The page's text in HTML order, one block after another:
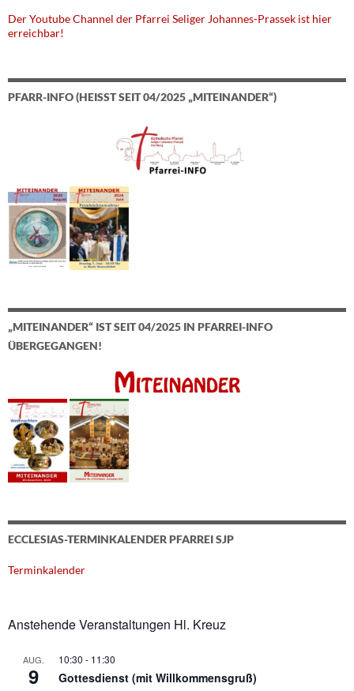
Der Youtube Channel der Pfarrei Seliger Johannes-Prassek ist hier
erreichbar!
PFARR-INFO (HEISST SEIT 04/2025 „MITEINANDER“)
„MITEINANDER“ IST SEIT 04/2025 IN PFARREI-INFO
ÜBERGEGANGEN!
ECCLESIAS-TERMINKALENDER PFARREI SJP
Terminkalender
Anstehende Veranstaltungen Hl. Kreuz
AUG.
9
10:30 - 11:30
Gottesdienst (mit Willkommensgruß)